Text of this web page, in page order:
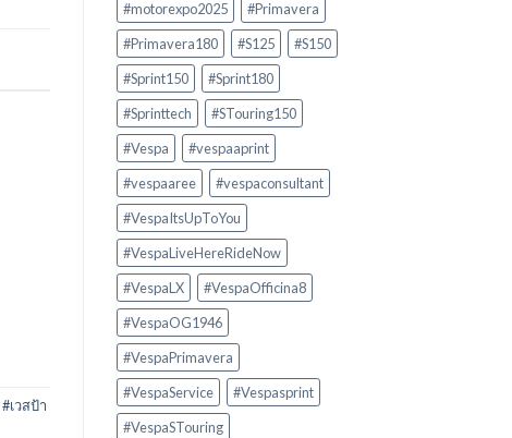
#เวสป้า
#motorexpo2025
#Primavera
#Primavera180
#S125
#S150
#Sprint150
#Sprint180
#Sprinttech
#STouring150
#Vespa
#vespaaprint
#vespaaree
#vespaconsultant
#VespaItsUpToYou
#VespaLiveHereRideNow
#VespaLX
#VespaOfficina8
#VespaOG1946
#VespaPrimavera
#VespaService
#Vespasprint
#VespaSTouring